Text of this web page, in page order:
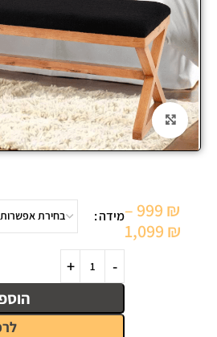
Click to enlarge
999 ₪
–
1,099 ₪
מידה